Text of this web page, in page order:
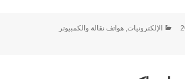
التصنيفات
الإلكترونيات, هواتف نقالة والكمبيوتر